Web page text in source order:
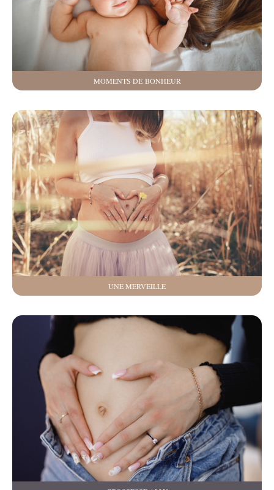
MOMENTS DE BONHEUR
UNE MERVEILLE